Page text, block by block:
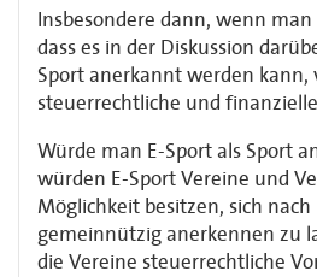
Insbesondere dann, wenn
dass es in der Diskussion
Sport anerkannt werden kann,
steuerrechtliche und
Würde man E-Sport als Sport
würden E-Sport Vereine und
Möglichkeit besitzen, sich nach
gemeinnützig anerkennen zu
die Vereine steuerrechtliche